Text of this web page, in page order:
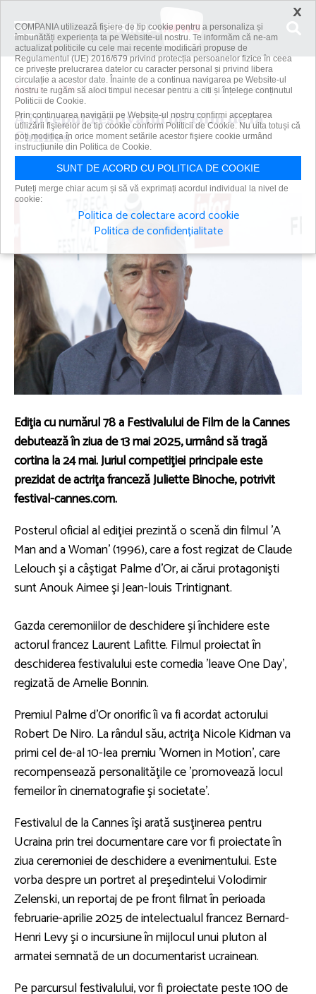
Acasă Știri A început Festivalul de Film de la Cannes
A început Festivalul de Film de la
Cannes
Primanews | 13 mai 2025
Ediţia cu numărul 78 a Festivalului de Film de la Cannes
debutează în ziua de 13 mai 2025, urmând să tragă
cortina la 24 mai. Juriul competiţiei principale este
prezidat de actriţa franceză Juliette Binoche, potrivit
festival-cannes.com.
Posterul oficial al ediţiei prezintă o scenă din filmul 'A
Man and a Woman' (1996), care a fost regizat de Claude
Lelouch şi a câştigat Palme d'Or, ai cărui protagonişti
sunt Anouk Aimee şi Jean-louis Trintignant.
Gazda ceremoniilor de deschidere şi închidere este
actorul francez Laurent Lafitte. Filmul proiectat în
deschiderea festivalului este comedia 'leave One Day',
regizată de Amelie Bonnin.
Premiul Palme d'Or onorific îi va fi acordat actorului
Robert De Niro. La rândul său, actriţa Nicole Kidman va
primi cel de-al 10-lea premiu 'Women in Motion', care
recompensează personalităţile ce 'promovează locul
femeilor în cinematografie şi societate'.
Festivalul de la Cannes îşi arată susţinerea pentru
Ucraina prin trei documentare care vor fi proiectate în
ziua ceremoniei de deschidere a evenimentului. Este
vorba despre un portret al preşedintelui Volodimir
Zelenski, un reportaj de pe front filmat în perioada
februarie-aprilie 2025 de intelectualul francez Bernard-
Henri Levy şi o incursiune în mijlocul unui pluton al
armatei semnată de un documentarist ucrainean.
Pe parcursul festivalului, vor fi proiectate peste 100 de
×
COMPANIA utilizează fişiere de tip cookie pentru a personaliza și
îmbunătăți experiența ta pe Website-ul nostru. Te informăm că ne-am
actualizat politicile cu cele mai recente modificări propuse de
Regulamentul (UE) 2016/679 privind protecția persoanelor fizice în ceea
ce privește prelucrarea datelor cu caracter personal și privind libera
circulație a acestor date. Înainte de a continua navigarea pe Website-ul
nostru te rugăm să aloci timpul necesar pentru a citi și înțelege conținutul
Politicii de Cookie.
Prin continuarea navigării pe Website-ul nostru confirmi acceptarea
utilizării fişierelor de tip cookie conform Politicii de Cookie. Nu uita totuși că
poți modifica în orice moment setările acestor fişiere cookie urmând
instrucțiunile din Politica de Cookie.
SUNT DE ACORD CU POLITICA DE COOKIE
Puteți merge chiar acum și să vă exprimați acordul individual la nivel de
cookie:
Politica de colectare acord cookie
Politica de confidențialitate